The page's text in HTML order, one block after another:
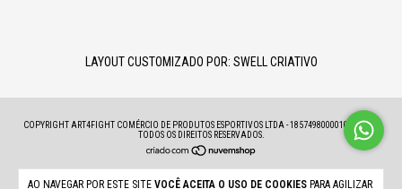
AO NAVEGAR POR ESTE SITE VOCÊ ACEITA O USO DE COOKIES PARA AGILIZAR
LAYOUT CUSTOMIZADO POR: SWELL CRIATIVO
COPYRIGHT ART4FIGHT COMÉRCIO DE PRODUTOS ESPORTIVOS LTDA - 18574980000100 - 2026.
TODOS OS DIREITOS RESERVADOS.